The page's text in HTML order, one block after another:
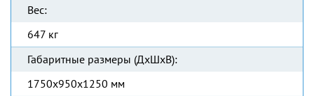
Вес:
647 кг
Габаритные размеры (ДхШхВ):
1750x950x1250 мм